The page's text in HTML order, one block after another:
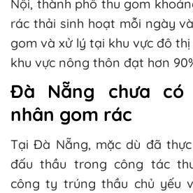
Nội, thành phố thu gom
rác thải sinh hoạt mỗi ngày
gom và xử lý tại khu vực đô
khu vực nông thôn đạt hơn
Đà Nẵng chưa
nhân gom rác
Tại Đà Nẵng, mặc dù đã
đấu thầu trong công tác
công ty trúng thầu chủ yếu